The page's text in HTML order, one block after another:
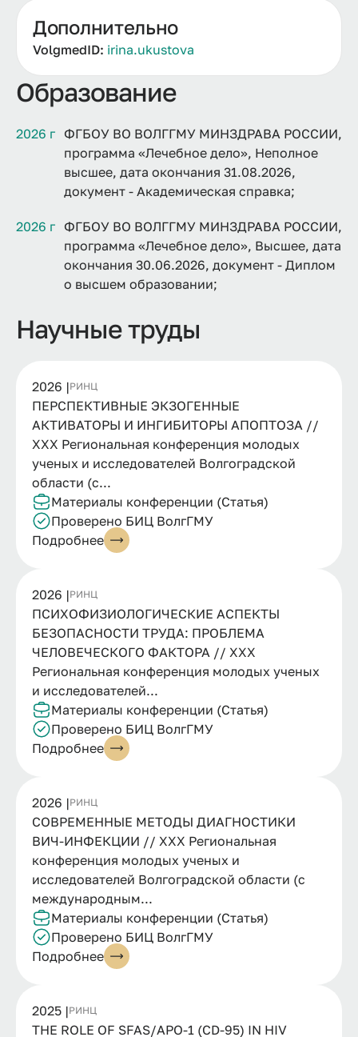
Образование
2026 г ФГБОУ ВО ВОЛГГМУ МИНЗДРАВА РОССИИ,
программа «Лечебное дело», Неполное
высшее, дата окончания 31.08.2026,
документ - Академическая справка;
2026 г ФГБОУ ВО ВОЛГГМУ МИНЗДРАВА РОССИИ,
программа «Лечебное дело», Высшее, дата
окончания 30.06.2026, документ - Диплом
о высшем образовании;
Научные труды
2026 |РИНЦ
ПЕРСПЕКТИВНЫЕ ЭКЗОГЕННЫЕ
АКТИВАТОРЫ И ИНГИБИТОРЫ АПОПТОЗА //
XXX Региональная конференция молодых
ученых и исследователей Волгоградской
области (с...
Материалы конференции (Статья)
Проверено БИЦ ВолгГМУ
Подробнее
2026 |РИНЦ
ПСИХОФИЗИОЛОГИЧЕСКИЕ АСПЕКТЫ
БЕЗОПАСНОСТИ ТРУДА: ПРОБЛЕМА
ЧЕЛОВЕЧЕСКОГО ФАКТОРА // XXX
Региональная конференция молодых ученых
и исследователей...
Материалы конференции (Статья)
Проверено БИЦ ВолгГМУ
Подробнее
2026 |РИНЦ
СОВРЕМЕННЫЕ МЕТОДЫ ДИАГНОСТИКИ
ВИЧ-ИНФЕКЦИИ // XXX Региональная
конференция молодых ученых и
исследователей Волгоградской области (с
международным...
Материалы конференции (Статья)
Проверено БИЦ ВолгГМУ
Подробнее
2025 |РИНЦ
THE ROLE OF SFAS/APO-1 (CD-95) IN HIV
Дополнительно
VolgmedID: irina.ukustova